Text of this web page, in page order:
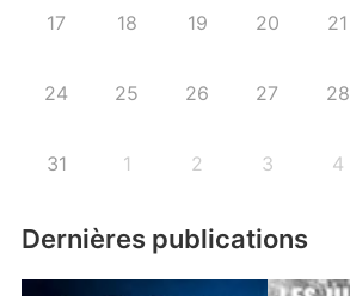
17 18 19 20 21
24 25 26 27 28
31 1 2 3 4
Dernières publications